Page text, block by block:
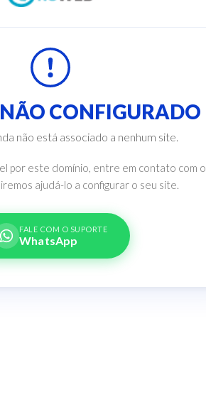
CONFIGURADO
não está associado a nenhum site.
por este domínio, entre em contato com o
ajudá-lo a configurar o seu site.
FALE COM O SUPORTE
WhatsApp